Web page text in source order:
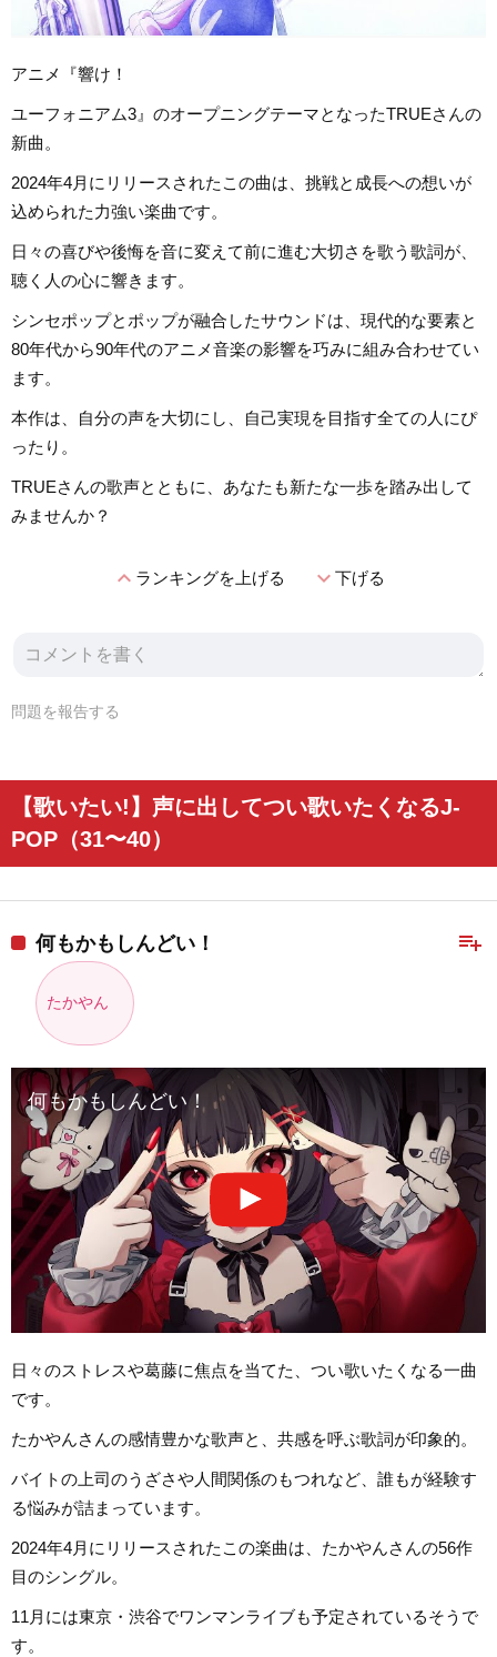
アニメ『響け！
ユーフォニアム3』のオープニングテーマとなったTRUEさんの
新曲。
2024年4月にリリースされたこの曲は、挑戦と成長への想いが
込められた力強い楽曲です。
日々の喜びや後悔を音に変えて前に進む大切さを歌う歌詞が、
聴く人の心に響きます。
シンセポップとポップが融合したサウンドは、現代的な要素と
80年代から90年代のアニメ音楽の影響を巧みに組み合わせてい
ます。
本作は、自分の声を大切にし、自己実現を目指す全ての人にぴ
ったり。
TRUEさんの歌声とともに、あなたも新たな一歩を踏み出して
みませんか？
expand_lessランキングを上げる expand_more下げる
問題を報告する
【歌いたい!】声に出してつい歌いたくなるJ-
POP（31〜40）
playlist_add
何もかもしんどい！
たかやん
何もかもしんどい！
日々のストレスや葛藤に焦点を当てた、つい歌いたくなる一曲
です。
たかやんさんの感情豊かな歌声と、共感を呼ぶ歌詞が印象的。
バイトの上司のうざさや人間関係のもつれなど、誰もが経験す
る悩みが詰まっています。
2024年4月にリリースされたこの楽曲は、たかやんさんの56作
目のシングル。
11月には東京・渋谷でワンマンライブも予定されているそうで
す。